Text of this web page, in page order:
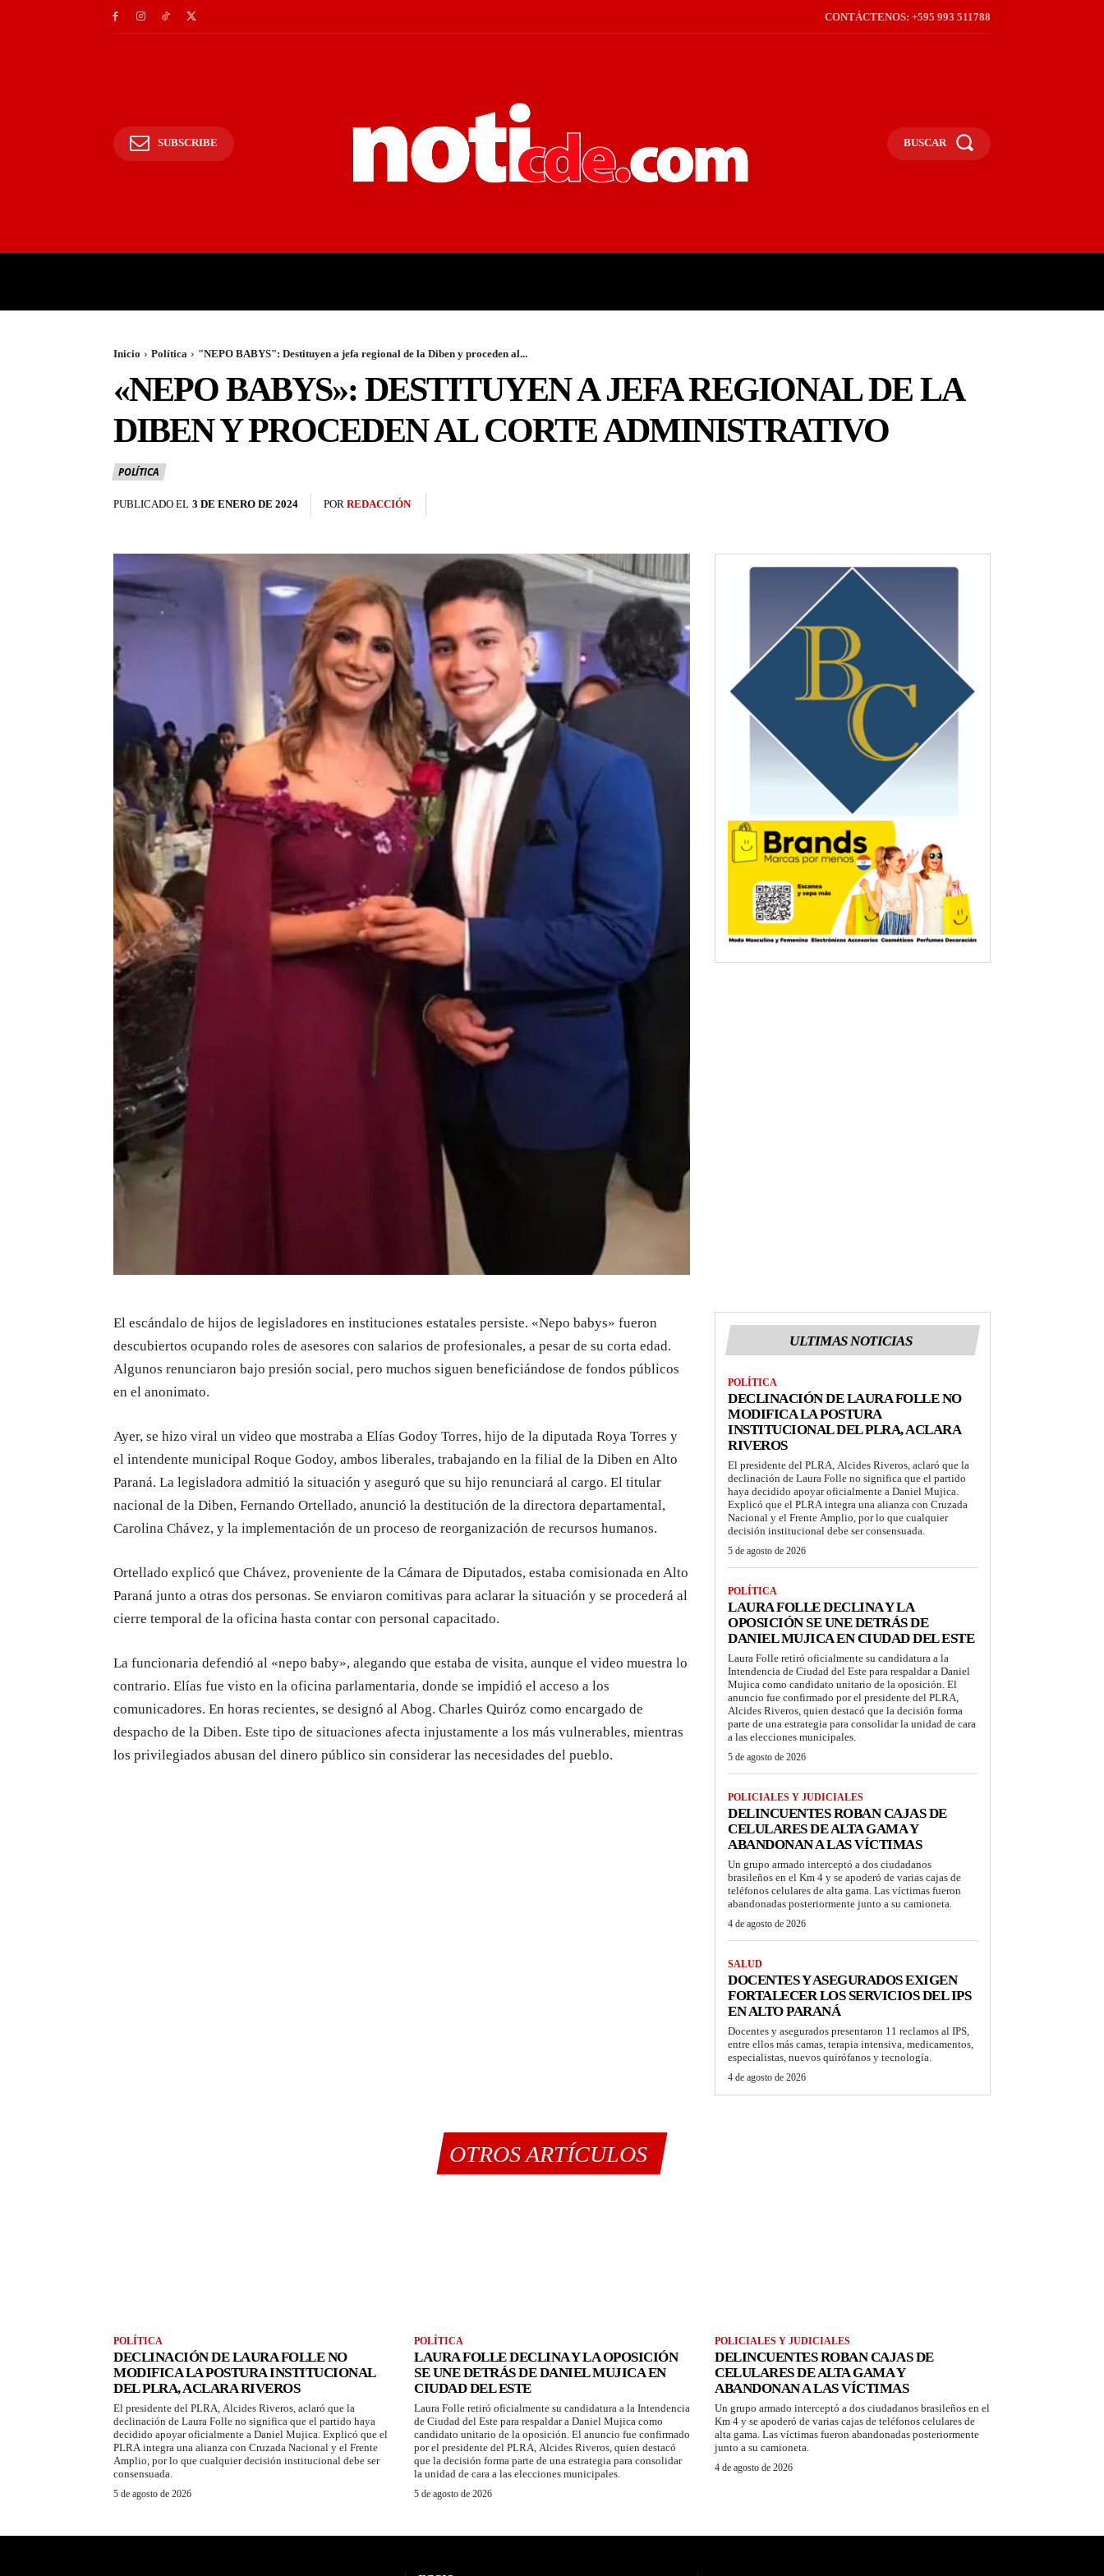
CONTÁCTENOS: +595 993 511788
SUBSCRIBE BUSCAR
Inicio Política "NEPO BABYS": Destituyen a jefa regional de la Diben y proceden al...
«NEPO BABYS»: DESTITUYEN A JEFA REGIONAL DE LA
DIBEN Y PROCEDEN AL CORTE ADMINISTRATIVO
POLÍTICA
PUBLICADO EL 3 DE ENERO DE 2024 POR REDACCIÓN
El escándalo de hijos de legisladores en instituciones estatales persiste. «Nepo babys» fueron
descubiertos ocupando roles de asesores con salarios de profesionales, a pesar de su corta edad.
Algunos renunciaron bajo presión social, pero muchos siguen beneficiándose de fondos públicos
en el anonimato.
Ayer, se hizo viral un video que mostraba a Elías Godoy Torres, hijo de la diputada Roya Torres y
el intendente municipal Roque Godoy, ambos liberales, trabajando en la filial de la Diben en Alto
Paraná. La legisladora admitió la situación y aseguró que su hijo renunciará al cargo. El titular
nacional de la Diben, Fernando Ortellado, anunció la destitución de la directora departamental,
Carolina Chávez, y la implementación de un proceso de reorganización de recursos humanos.
Ortellado explicó que Chávez, proveniente de la Cámara de Diputados, estaba comisionada en Alto
Paraná junto a otras dos personas. Se enviaron comitivas para aclarar la situación y se procederá al
cierre temporal de la oficina hasta contar con personal capacitado.
La funcionaria defendió al «nepo baby», alegando que estaba de visita, aunque el video muestra lo
contrario. Elías fue visto en la oficina parlamentaria, donde se impidió el acceso a los
comunicadores. En horas recientes, se designó al Abog. Charles Quiróz como encargado de
despacho de la Diben. Este tipo de situaciones afecta injustamente a los más vulnerables, mientras
los privilegiados abusan del dinero público sin considerar las necesidades del pueblo.
ULTIMAS NOTICIAS
POLÍTICA
DECLINACIÓN DE LAURA FOLLE NO
MODIFICA LA POSTURA
INSTITUCIONAL DEL PLRA, ACLARA
RIVEROS
El presidente del PLRA, Alcides Riveros, aclaró que la
declinación de Laura Folle no significa que el partido
haya decidido apoyar oficialmente a Daniel Mujica.
Explicó que el PLRA integra una alianza con Cruzada
Nacional y el Frente Amplio, por lo que cualquier
decisión institucional debe ser consensuada.
5 de agosto de 2026
POLÍTICA
LAURA FOLLE DECLINA Y LA
OPOSICIÓN SE UNE DETRÁS DE
DANIEL MUJICA EN CIUDAD DEL ESTE
Laura Folle retiró oficialmente su candidatura a la
Intendencia de Ciudad del Este para respaldar a Daniel
Mujica como candidato unitario de la oposición. El
anuncio fue confirmado por el presidente del PLRA,
Alcides Riveros, quien destacó que la decisión forma
parte de una estrategia para consolidar la unidad de cara
a las elecciones municipales.
5 de agosto de 2026
POLICIALES Y JUDICIALES
DELINCUENTES ROBAN CAJAS DE
CELULARES DE ALTA GAMA Y
ABANDONAN A LAS VÍCTIMAS
Un grupo armado interceptó a dos ciudadanos
brasileños en el Km 4 y se apoderó de varias cajas de
teléfonos celulares de alta gama. Las víctimas fueron
abandonadas posteriormente junto a su camioneta.
4 de agosto de 2026
SALUD
DOCENTES Y ASEGURADOS EXIGEN
FORTALECER LOS SERVICIOS DEL IPS
EN ALTO PARANÁ
Docentes y asegurados presentaron 11 reclamos al IPS,
entre ellos más camas, terapia intensiva, medicamentos,
especialistas, nuevos quirófanos y tecnología.
4 de agosto de 2026
OTROS ARTÍCULOS
POLÍTICA
DECLINACIÓN DE LAURA FOLLE NO
MODIFICA LA POSTURA INSTITUCIONAL
DEL PLRA, ACLARA RIVEROS
El presidente del PLRA, Alcides Riveros, aclaró que la
declinación de Laura Folle no significa que el partido haya
decidido apoyar oficialmente a Daniel Mujica. Explicó que el
PLRA integra una alianza con Cruzada Nacional y el Frente
Amplio, por lo que cualquier decisión institucional debe ser
consensuada.
5 de agosto de 2026
POLÍTICA
LAURA FOLLE DECLINA Y LA OPOSICIÓN
SE UNE DETRÁS DE DANIEL MUJICA EN
CIUDAD DEL ESTE
Laura Folle retiró oficialmente su candidatura a la Intendencia
de Ciudad del Este para respaldar a Daniel Mujica como
candidato unitario de la oposición. El anuncio fue confirmado
por el presidente del PLRA, Alcides Riveros, quien destacó
que la decisión forma parte de una estrategia para consolidar
la unidad de cara a las elecciones municipales.
5 de agosto de 2026
POLICIALES Y JUDICIALES
DELINCUENTES ROBAN CAJAS DE
CELULARES DE ALTA GAMA Y
ABANDONAN A LAS VÍCTIMAS
Un grupo armado interceptó a dos ciudadanos brasileños en el
Km 4 y se apoderó de varias cajas de teléfonos celulares de
alta gama. Las víctimas fueron abandonadas posteriormente
junto a su camioneta.
4 de agosto de 2026